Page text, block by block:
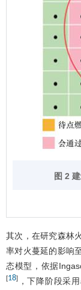
图 2
其次，在研究森林
率对火蔓延的影响
态模型，依据
[18] ，下降阶段采用